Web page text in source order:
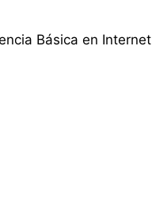
Básica en Internet